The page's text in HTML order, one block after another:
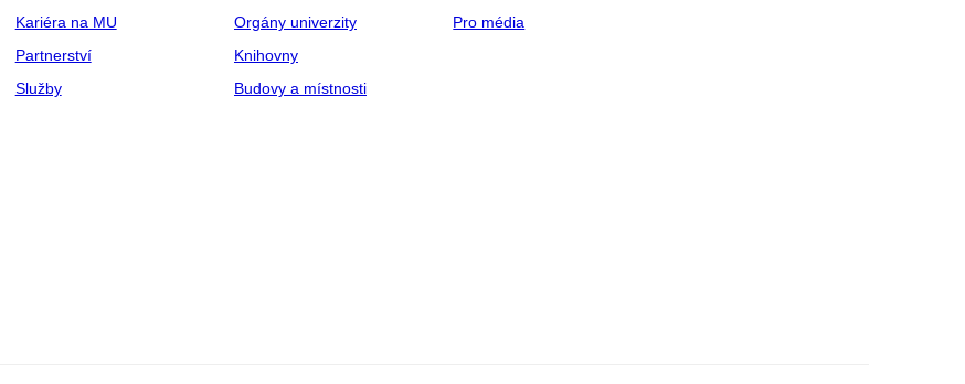
Kariéra na MU
Partnerství
Služby
Orgány univerzity
Knihovny
Budovy a místnosti
Pro média